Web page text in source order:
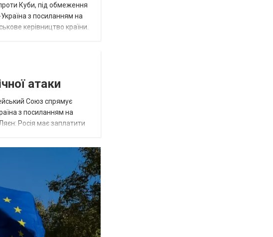
Куби, під обмеження
з посиланням на
керівництво країни.
атаки
Союз спрямує
з посиланням на
Росія має заплатити